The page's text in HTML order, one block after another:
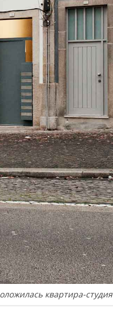
квартира-студия